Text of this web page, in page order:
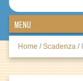
Home / Scadenza /